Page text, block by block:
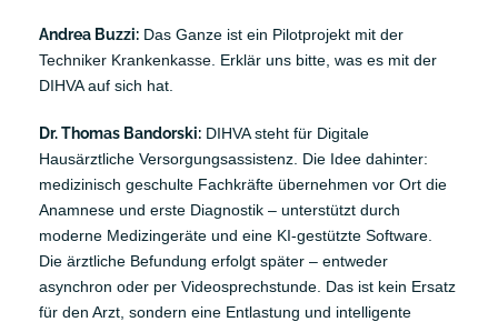
Andrea Buzzi: Das Ganze ist ein Pilotprojekt mit der
Techniker Krankenkasse . Erklär uns bitte, was es mit der
DIHVA auf sich hat.
Dr. Thomas Bandorski: DIHVA steht für Digitale
Hausärztliche Versorgungsassistenz. Die Idee dahinter:
medizinisch geschulte Fachkräfte übernehmen vor Ort die
Anamnese und erste Diagnostik – unterstützt durch
moderne Medizingeräte und eine KI-gestützte Software.
Die ärztliche Befundung erfolgt später – entweder
asynchron oder per Videosprechstunde. Das ist kein Ersatz
für den Arzt, sondern eine Entlastung und intelligente